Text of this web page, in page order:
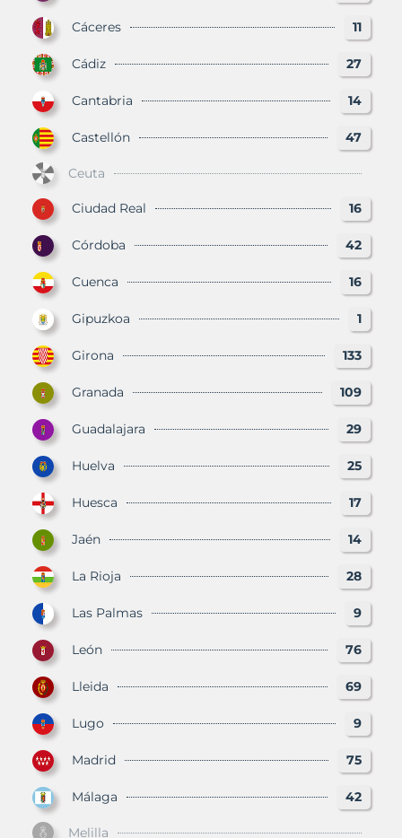
Cáceres 11
Cádiz 27
Cantabria 14
Castellón 47
Ceuta
Ciudad Real 16
Córdoba 42
Cuenca 16
Gipuzkoa 1
Girona 133
Granada 109
Guadalajara 29
Huelva 25
Huesca 17
Jaén 14
La Rioja 28
Las Palmas 9
León 76
Lleida 69
Lugo 9
Madrid 75
Málaga 42
Melilla